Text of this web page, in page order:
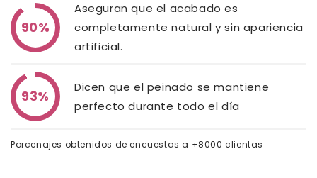
a
b
e
90%
Aseguran que el acabado es
completamente natural y sin apariencia
artificial.
93%
Dicen que el peinado se mantiene
perfecto durante todo el día
Porcenajes obtenidos de encuestas a +8000 clientas